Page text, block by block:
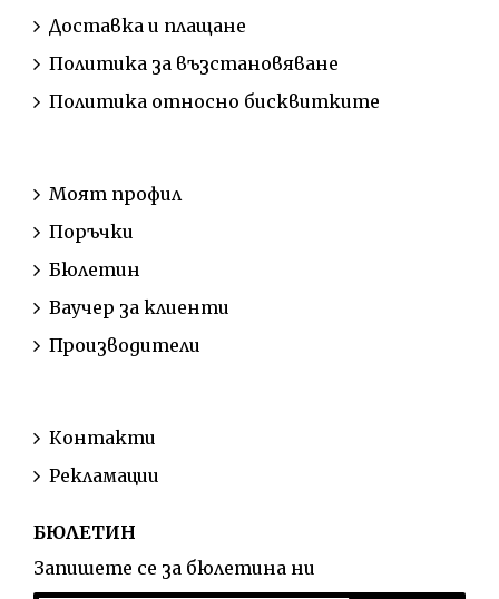
Доставка и плащане
Политика за възстановяване
Политика относно бисквитките
Моят профил
Поръчки
Бюлетин
Ваучер за клиенти
Производители
Контакти
Рекламации
БЮЛЕТИН
Запишете се за бюлетина ни